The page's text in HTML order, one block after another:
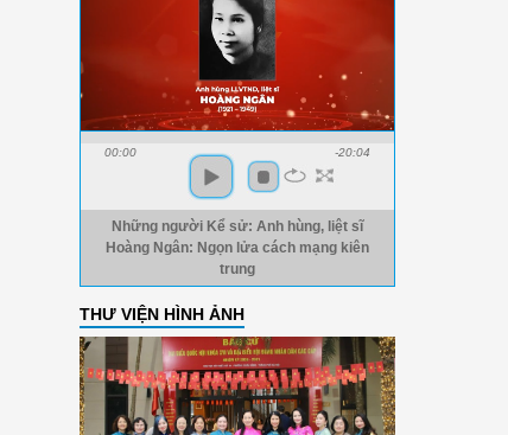
00:00 -20:04
Những người Kể sử: Anh hùng, liệt sĩ
Hoàng Ngân: Ngọn lửa cách mạng kiên
trung
THƯ VIỆN HÌNH ẢNH